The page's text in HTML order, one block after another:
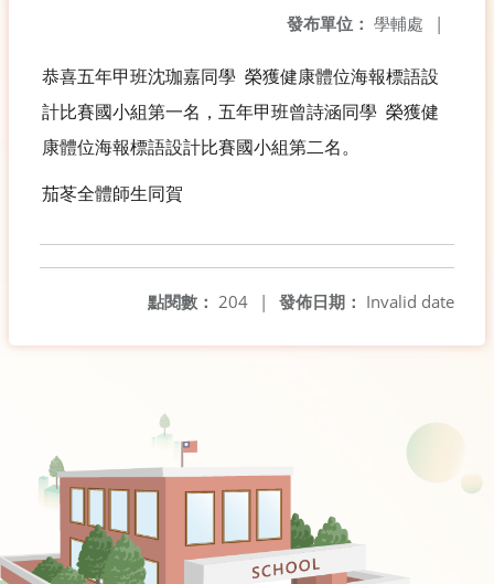
發布單位： 學輔處 |
恭喜五年甲班沈珈嘉同學 榮獲健康體位海報標語設
計比賽國小組第一名，五年甲班曾詩涵同學 榮獲健
康體位海報標語設計比賽國小組第二名。
茄苳全體師生同賀
發佈日期： Invalid date
點閱數： 204 |